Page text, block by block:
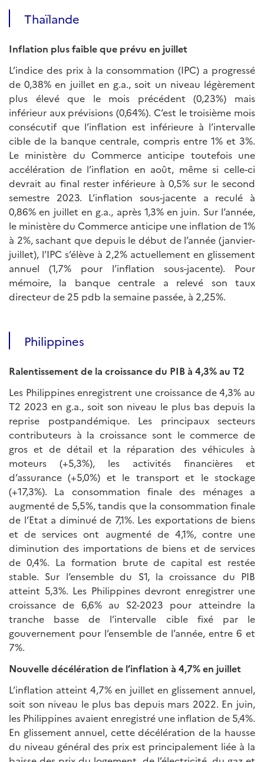
Thaïlande
Inflation plus faible que prévu en juillet
L’indice des prix à la consommation (IPC) a progressé
de 0,38% en juillet en g.a., soit un niveau légèrement
plus élevé que le mois précédent (0,23%) mais
inférieur aux prévisions (0,64%). C’est le troisième mois
consécutif que l’inflation est inférieure à l’intervalle
cible de la banque centrale, compris entre 1% et 3%.
Le ministère du Commerce anticipe toutefois une
accélération de l’inflation en août, même si celle-ci
devrait au final rester inférieure à 0,5% sur le second
semestre 2023. L’inflation sous-jacente a reculé à
0,86% en juillet en g.a., après 1,3% en juin. Sur l’année,
le ministère du Commerce anticipe une inflation de 1%
à 2%, sachant que depuis le début de l’année (janvier-
juillet), l’IPC s’élève à 2,2% actuellement en glissement
annuel (1,7% pour l’inflation sous-jacente). Pour
mémoire, la banque centrale a relevé son taux
directeur de 25 pdb la semaine passée, à 2,25%.
Philippines
Ralentissement de la croissance du PIB à 4,3% au T2
Les Philippines enregistrent une croissance de 4,3% au
T2 2023 en g.a., soit son niveau le plus bas depuis la
reprise postpandémique. Les principaux secteurs
contributeurs à la croissance sont le commerce de
gros et de détail et la réparation des véhicules à
moteurs (+5,3%), les activités financières et
d’assurance (+5,0%) et le transport et le stockage
(+17,3%). La consommation finale des ménages a
augmenté de 5,5%, tandis que la consommation finale
de l’Etat a diminué de 7,1%. Les exportations de biens
et de services ont augmenté de 4,1%, contre une
diminution des importations de biens et de services
de 0,4%. La formation brute de capital est restée
stable. Sur l’ensemble du S1, la croissance du PIB
atteint 5,3%. Les Philippines devront enregistrer une
croissance de 6,6% au S2-2023 pour atteindre la
tranche basse de l’intervalle cible fixé par le
gouvernement pour l’ensemble de l’année, entre 6 et
7%.
Nouvelle décélération de l’inflation à 4,7% en juillet
L’inflation atteint 4,7% en juillet en glissement annuel,
soit son niveau le plus bas depuis mars 2022. En juin,
les Philippines avaient enregistré une inflation de 5,4%.
En glissement annuel, cette décélération de la hausse
du niveau général des prix est principalement liée à la